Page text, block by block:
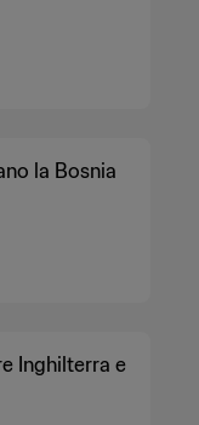
la Bosnia
Inghilterra e